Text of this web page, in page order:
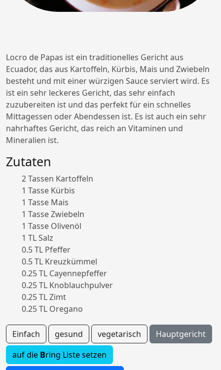
Locro de Papas ist ein traditionelles Gericht aus
Ecuador, das aus Kartoffeln, Kürbis, Mais und Zwiebeln
besteht und mit einer würzigen Sauce serviert wird. Es
ist ein sehr leckeres Gericht, das sehr einfach
zuzubereiten ist und das perfekt für ein schnelles
Mittagessen oder Abendessen ist. Es ist auch ein sehr
nahrhaftes Gericht, das reich an Vitaminen und
Mineralien ist.
Zutaten
2 Tassen Kartoffeln
1 Tasse Kürbis
1 Tasse Mais
1 Tasse Zwiebeln
1 Tasse Olivenöl
1 TL Salz
0.5 TL Pfeffer
0.5 TL Kreuzkümmel
0.25 TL Cayennepfeffer
0.25 TL Knoblauchpulver
0.25 TL Zimt
0.25 TL Oregano
Einfach gesund vegetarisch
Hauptgericht
auf die Bring Liste setzen